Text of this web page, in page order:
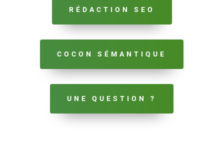
RÉDACTION SEO
COCON SÉMANTIQUE
UNE QUESTION ?